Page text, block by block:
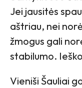
Jei jausitės
aštriau, nei
žmogus gali
stabilumo.
Vieniši Šauliai